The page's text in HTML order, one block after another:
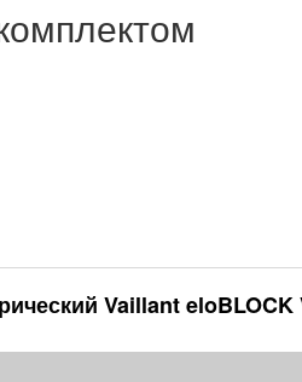
Vaillant eloBLOCK